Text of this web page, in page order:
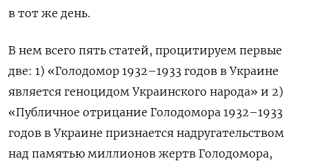
в тот же день.
В нем всего пять статей, процитируем первые
две: 1) «Голодомор 1932–1933 годов в Украине
является геноцидом Украинского народа» и 2)
«Публичное отрицание Голодомора 1932–1933
годов в Украине признается надругательством
над памятью миллионов жертв Голодомора,